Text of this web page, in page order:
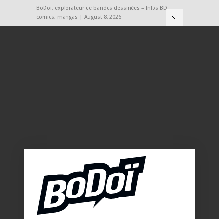
BoDoï, explorateur de bandes dessinées – Infos BD,
comics, mangas | August 8, 2026